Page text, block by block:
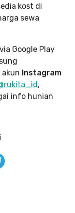
kost di
sewa
via Google Play
akun Instagram
,
info hunian